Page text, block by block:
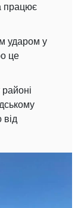
працює
ударом у
це